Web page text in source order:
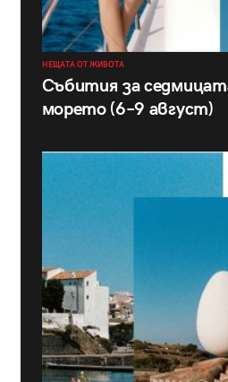
НЕЩАТА ОТ ЖИВОТА
Събития за
морето (6–9 август)